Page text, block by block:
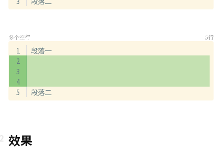
多个空行 5行
段落一
段落二
效果